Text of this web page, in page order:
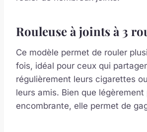
Rouleuse à joints à 3
Ce modèle permet de rouler
fois, idéal pour ceux qui
régulièrement leurs cigarettes
leurs amis. Bien que légèrement
encombrante, elle permet de